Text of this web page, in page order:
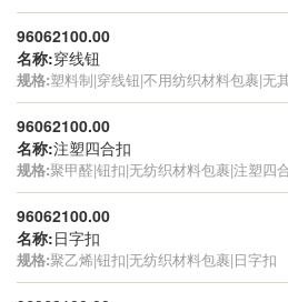
96062100.00
名称:穿线钮
规格:塑料制|穿线钮|不用纺织材料包裹|无
96062100.00
名称:注塑四合扣
规格:聚甲醛|钮扣|无纺织材料包裹|注塑四
96062100.00
名称:日字扣
规格:聚乙烯|钮扣|无纺织材料包裹|日字扣